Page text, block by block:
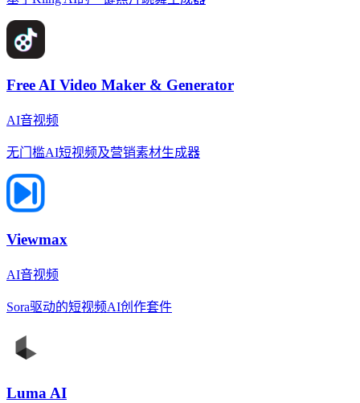
Free AI Video Maker & Generator
AI音视频
无门槛AI短视频及营销素材生成器
Viewmax
AI音视频
Sora驱动的短视频AI创作套件
Luma AI